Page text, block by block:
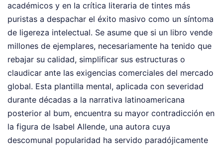
académicos y en la crítica literaria de tintes más
puristas a despachar el éxito masivo como un síntoma
de ligereza intelectual. Se asume que si un libro vende
millones de ejemplares, necesariamente ha tenido que
rebajar su calidad, simplificar sus estructuras o
claudicar ante las exigencias comerciales del mercado
global. Esta plantilla mental, aplicada con severidad
durante décadas a la narrativa latinoamericana
posterior al bum, encuentra su mayor contradicción en
la figura de Isabel Allende, una autora cuya
descomunal popularidad ha servido paradójicamente